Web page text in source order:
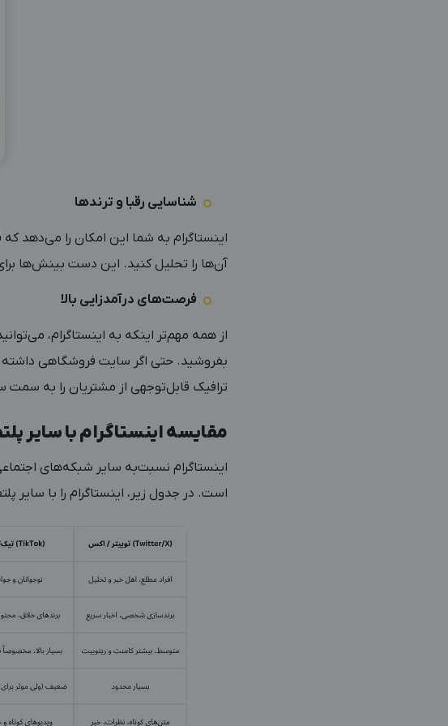
شناسایی رقبا و ترندها
اینستاگرام به شما این امکان را می‌دهد
آن‌ها را تحلیل کنید. این دست بینش‌ها
فرصت‌های درآمدزایی بالا
از همه مهم‌تر اینکه به اینستاگرام،
بفروشید. حتی اگر سایت فروشگاهی داشته
ترافیک قابل‌توجهی از مشتریان را به سمت
مقایسه اینستاگرام با سایر
اینستاگرام نسبت‌به سایر شبکه‌های
است. در جدول زیر، اینستاگرام را با سایر